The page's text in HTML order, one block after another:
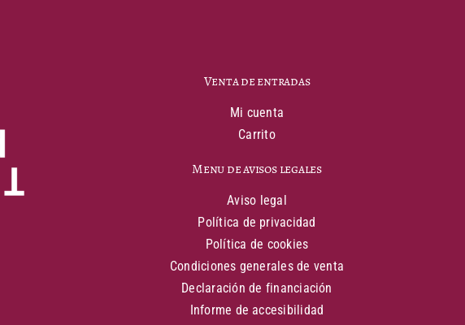
Venta de entradas
Mi cuenta
Carrito
Menu de avisos legales
Aviso legal
Política de privacidad
Política de cookies
Condiciones generales de venta
Declaración de financiación
Informe de accesibilidad